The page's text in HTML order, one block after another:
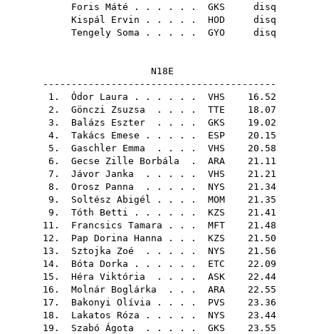
Foris Máté . . . . . . GKS disq
Kispál Ervin . . . . . HOD disq
Tengely Soma . . . . . GYO disq
N18E
-----------------------------------------
1. Ódor Laura . . . . . . VHS 16.52
2. Gönczi Zsuzsa . . . . TTE 18.07
3. Balázs Eszter . . . . GKS 19.02
4. Takács Emese . . . . . ESP 20.15
5. Gaschler Emma . . . . VHS 20.58
6. Gecse Zille Borbála . ARA 21.11
7. Jávor Janka . . . . . VHS 21.21
8. Orosz Panna . . . . . NYS 21.34
9. Soltész Abigél . . . . MOM 21.35
9. Tóth Betti . . . . . . KZS 21.41
11. Francsics Tamara . . . MFT 21.48
12. Pap Dorina Hanna . . . KZS 21.50
13. Sztojka Zoé . . . . . NYS 21.56
14. Bóta Dorka . . . . . . ETC 22.09
15. Héra Viktória . . . . ASK 22.44
16. Molnár Boglárka . . . ARA 22.55
17. Bakonyi Olívia . . . . PVS 23.36
18. Lakatos Róza . . . . . NYS 23.44
19. Szabó Ágota . . . . . GKS 23.55